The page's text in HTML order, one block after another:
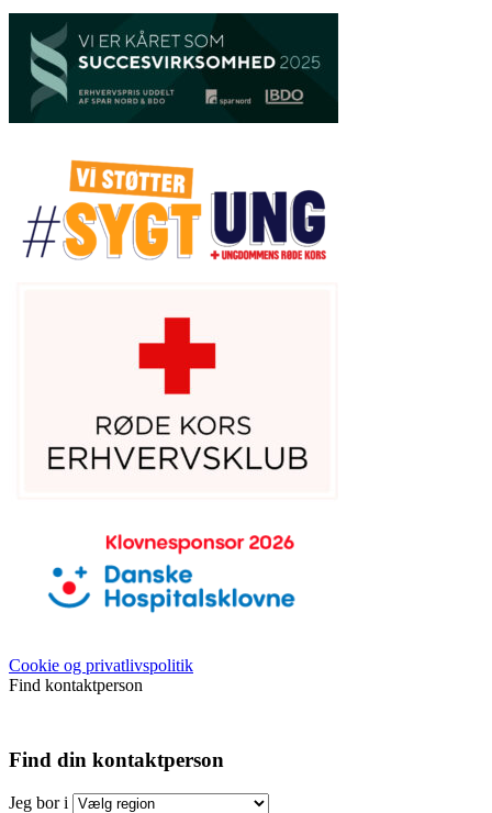
Cookie og privatlivspolitik
Find kontaktperson
Find din kontaktperson
Jeg bor i